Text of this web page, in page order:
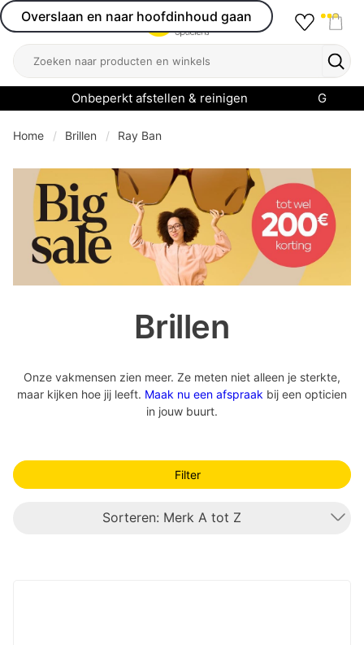
Overslaan en naar hoofdinhoud gaan
Open menu
Zoeken
Onbeperkt afstellen & reinigen
menu
Home Brillen Ray Ban
Brillen
Onze vakmensen zien meer. Ze meten niet alleen je sterkte,
maar kijken hoe jij leeft. Maak nu een afspraak bij een opticien
in jouw buurt.
Filter
Sorteren: Merk A tot Z